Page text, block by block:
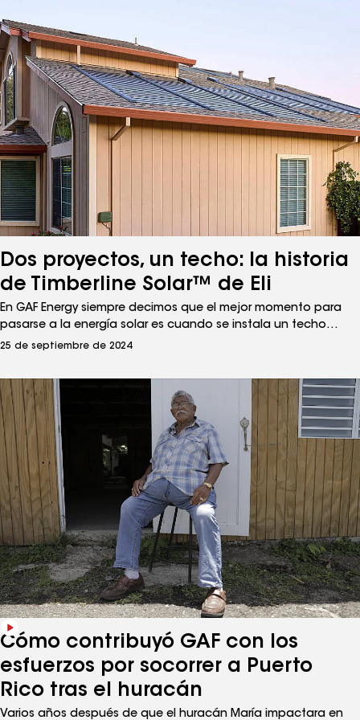
de Timberline Solar para cubrir las necesidades de los
techadores: una teja solar clavable que utiliza el mismo
proceso y los mismos materiales que los techos tradicionales.
También por eso nos resulta tan importante comunicarnos
con nuestros socios de techado usando el idioma que ellos
prefieren.
Dos proyectos, un techo: la historia
de Timberline Solar™ de Eli
En GAF Energy siempre decimos que el mejor momento para
pasarse a la energía solar es cuando se instala un techo
nuevo. Para Eli W., cliente de California, realizar ambos
"Desde el punto de vista económico, fue mejor que contratar
a dos empresas diferentes", afirma Eli sobre la instalación de
Timberline Solar™ realizada por RE Roofing, socio de GAF
Energy.
25 de septiembre de 2024
Cómo contribuyó GAF con los
esfuerzos por socorrer a Puerto
Rico tras el huracán
Varios años después de que el huracán María impactara en